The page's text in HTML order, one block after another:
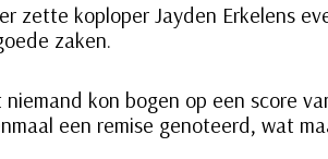
zette koploper Jayden Erkelens
zaken.
kon bogen op een score
een remise genoteerd, wat